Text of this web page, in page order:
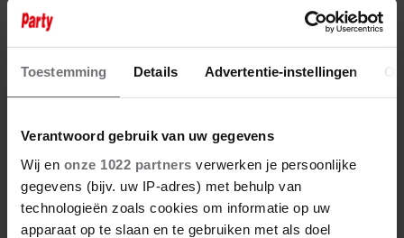
Toestemming Details Advertentie-instellingen
Verantwoord gebruik van uw gegevens
Wij en onze 1022 partners verwerken je persoonlijke
gegevens (bijv. uw IP-adres) met behulp van
technologieën zoals cookies om informatie op uw
apparaat op te slaan en te gebruiken met als doel
6 augustus 2026
ONRUST OVER TOEKOMST VAN
‘DE TOPPERS’: JEROEN VAN
DER BOOM ZET UITSPRAKEN
RECHT